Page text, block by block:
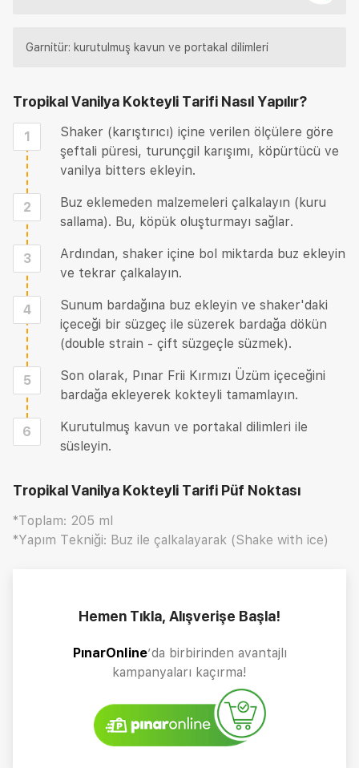
Garnitür: kurutulmuş kavun ve portakal dilimleri
Tropikal Vanilya Kokteyli Tarifi Nasıl Yapılır?
1
Shaker (karıştırıcı) içine verilen ölçülere göre
şeftali püresi, turunçgil karışımı, köpürtücü ve
vanilya bitters ekleyin.
2
Buz eklemeden malzemeleri çalkalayın (kuru
sallama). Bu, köpük oluşturmayı sağlar.
3
Ardından, shaker içine bol miktarda buz ekleyin
ve tekrar çalkalayın.
4
Sunum bardağına buz ekleyin ve shaker'daki
içeceği bir süzgeç ile süzerek bardağa dökün
(double strain - çift süzgeçle süzmek).
5
Son olarak, Pınar Frii Kırmızı Üzüm içeceğini
bardağa ekleyerek kokteyli tamamlayın.
6
Kurutulmuş kavun ve portakal dilimleri ile
süsleyin.
Tropikal Vanilya Kokteyli Tarifi Püf Noktası
*Toplam: 205 ml
*Yapım Tekniği: Buz ile çalkalayarak (Shake with ice)
Hemen Tıkla, Alışverişe Başla!
PınarOnline’da birbirinden avantajlı
kampanyaları kaçırma!